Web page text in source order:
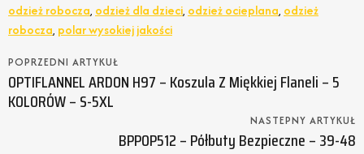
odzież robocza, odzież dla dzieci, odzież ocieplana, odzież
robocza, polar wysokiej jakości
POPRZEDNI ARTYKUŁ
OPTIFLANNEL ARDON H97 – Koszula Z Miękkiej Flaneli – 5
KOLORÓW – S-5XL
NASTEPNY ARTYKUŁ
BPPOP512 – Półbuty Bezpieczne – 39-48